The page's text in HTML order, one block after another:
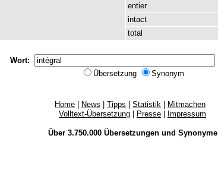
entier
intact
total
Wort:
Übersetzung
Synonym
Home News Tipps Statistik
Mitmachen
Volltext-Übersetzung
Presse Impressum
Über 3.750.000 Übersetzungenund Synonyme